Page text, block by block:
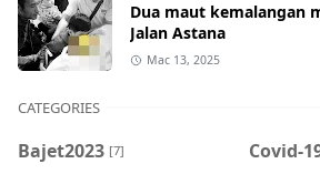
Dua maut kemalangan
Jalan Astana
Mac 13, 2025
CATEGORIES
Bajet2023 [7] Covid-